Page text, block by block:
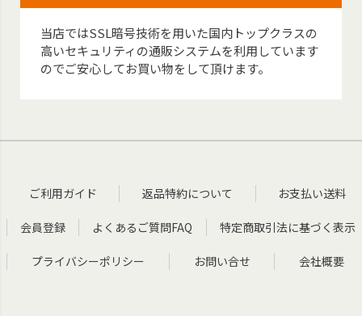
当店ではSSL暗号技術を用いた国内トップクラスの
高いセキュリティの通販システムを利用しています
のでご安心してお買い物をして頂けます。
ご利用ガイド 返品特約について お支払い送料
会員登録 よくあるご質問FAQ 特定商取引法に基づく表示
プライバシーポリシー お問い合せ 会社概要